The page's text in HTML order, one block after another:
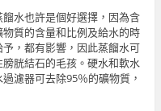
水也許是個好選擇，因為含
質的含量和比例及給水的時
，都有影響，因此蒸餾水可
胱結石的毛孩。硬水和軟水
濾器可去除95％的礦物質，